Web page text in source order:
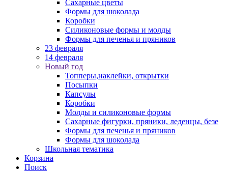
Сахарные цветы
Формы для шоколада
Коробки
Силиконовые формы и молды
Формы для печенья и пряников
23 февраля
14 февраля
Новый год
Топперы,наклейки, открытки
Посыпки
Капсулы
Коробки
Молды и силиконовые формы
Сахарные фигурки, пряники, леденцы, безе
Формы для печенья и пряников
Формы для шоколада
Школьная тематика
Корзина
Поиск